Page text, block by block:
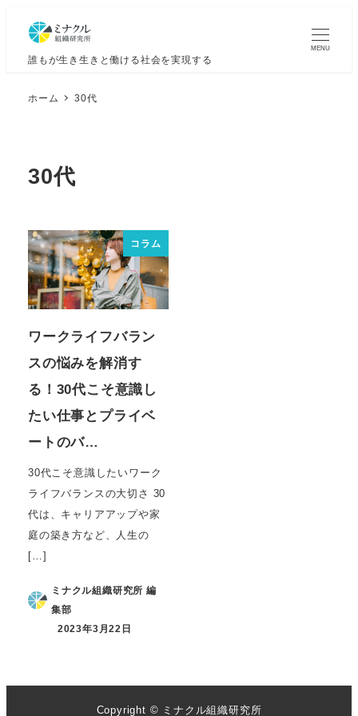
誰もが生き生きと働ける社会を実現する
MENU
ホーム 30代
30代
コラム
ワークライフバラン
スの悩みを解消す
る！30代こそ意識し
たい仕事とプライベ
ートのバ…
30代こそ意識したいワーク
ライフバランスの大切さ 30
代は、キャリアアップや家
庭の築き方など、人生の
[…]
ミナクル組織研究所 編
集部
2023年3月22日
Copyright © ミナクル組織研究所